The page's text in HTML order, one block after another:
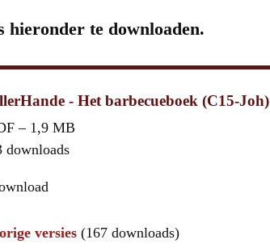
hieronder te downloaden.
- Het barbecueboek (C15-Joh)
– 1,9 MB
downloads
versies (167 downloads)